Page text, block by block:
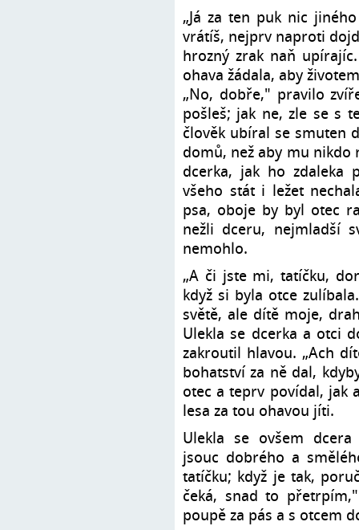
„Já za ten puk nic
vrátíš, nejprv naproti
hrozný zrak naň
ohava žádala, aby
„No, dobře," pravilo
pošleš; jak ne, zle se s
člověk ubíral se smuten
domů, než aby mu nikdo
dcerka, jak ho zdaleka
všeho stát i ležet
psa, oboje by byl otec
nežli dceru, nejmladší
nemohlo.
„A či jste mi, tatíčku,
když si byla otce
světě, ale dítě moje,
Ulekla se dcerka a otci
zakroutil hlavou. „Ach
bohatství za ně dal,
otec a teprv povídal, jak
lesa za tou ohavou jíti.
Ulekla se ovšem dcera
jsouc dobrého a
tatíčku; když je tak,
čeká, snad to
poupě za pás a s otcem